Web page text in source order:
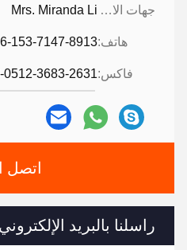
جهات الاتصال: Mrs. Miranda Li
هاتف:153-7147-8913
فاكس:0512-3683-2631
اتصل
راسلنا بالبريد الإلكتروني